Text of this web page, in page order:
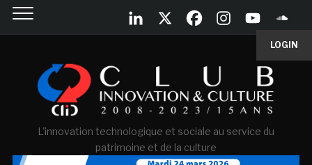
LOGIN
L'innovation technologique et sociale au service du
patrimoine et de la culture